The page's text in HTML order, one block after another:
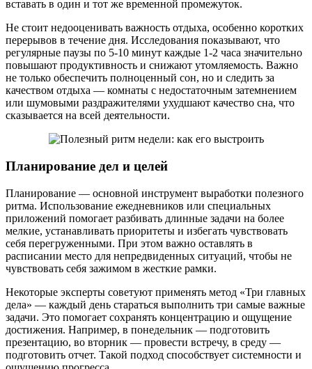
вставать в один и тот же временной промежуток.
Не стоит недооценивать важность отдыха, особенно коротких
перерывов в течение дня. Исследования показывают, что
регулярные паузы по 5-10 минут каждые 1-2 часа значительно
повышают продуктивность и снижают утомляемость. Важно
не только обеспечить полноценный сон, но и следить за
качеством отдыха — комнаты с недостаточным затемнением
или шумовыми раздражителями ухудшают качество сна, что
сказывается на всей деятельности.
Планирование дел и целей
Планирование — основной инструмент выработки полезного
ритма. Использование ежедневников или специальных
приложений помогает разбивать длинные задачи на более
мелкие, устанавливать приоритеты и избегать чувствовать
себя перегруженными. При этом важно оставлять в
расписании место для непредвиденных ситуаций, чтобы не
чувствовать себя зажимом в жесткие рамки.
Некоторые эксперты советуют применять метод «Три главных
дела» — каждый день стараться выполнить три самые важные
задачи. Это помогает сохранять концентрацию и ощущение
достижения. Например, в понедельник — подготовить
презентацию, во вторник — провести встречу, в среду —
подготовить отчет. Такой подход способствует системности и